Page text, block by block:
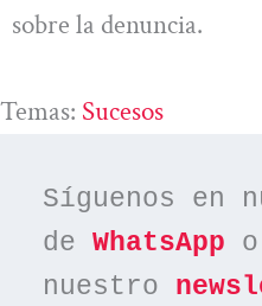
sobre la denuncia.
Temas: Sucesos
Síguenos en
de WhatsApp
nuestro